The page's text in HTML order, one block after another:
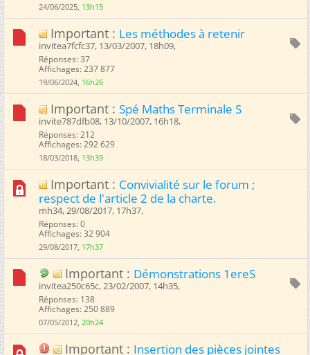
24/06/2025, 13h15
Important : Les méthodes à retenir
invitea7fcfc37, 13/03/2007, 18h09, ‎
Réponses: 37
Affichages: 237 877
19/06/2024, 16h26
Important : Spé Maths Terminale S
invite787dfb08, 13/10/2007, 16h18, ‎
Réponses: 212
Affichages: 292 629
18/03/2018, 13h39
Important : Convivialité sur le forum ;
respect de l'article 2 de la charte.
mh34, 29/08/2017, 17h37, ‎
Réponses: 0
Affichages: 32 904
29/08/2017, 17h37
Important : Démonstrations 1ereS
invitea250c65c, 23/02/2007, 14h35, ‎
Réponses: 138
Affichages: 250 889
07/05/2012, 20h24
Important : Insertion des pièces jointes